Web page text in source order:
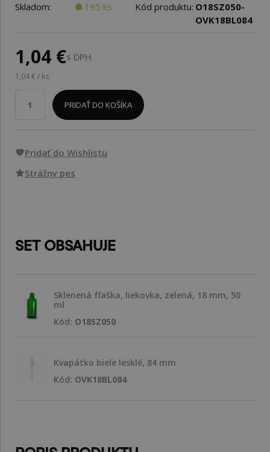
Skladom: 195 ks Kód produktu: O18SZ050-
OVK18BL084
1,04 €s DPH
1,04 € / ks
PRIDAŤ DO KOŠÍKA
Pridať do Wishlistu
Strážny pes
SET OBSAHUJE
Sklenená fľaška, liekovka, zelená, 18 mm, 50
ml
Kód: O18SZ050
Kvapátko biele lesklé, 84 mm
Kód: OVK18BL084